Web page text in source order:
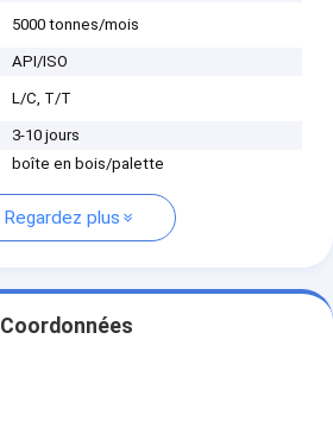
5000 tonnes/mois
API/ISO
L/C, T/T
3-10 jours
boîte en bois/palette
Regardez plus
Coordonnées